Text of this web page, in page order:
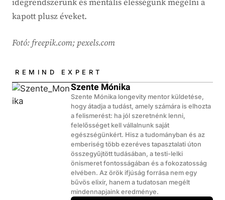
idegrendszerünk és mentális élességünk megélni a
kapott plusz éveket.
Fotó: freepik.com; pexels.com
REMIND EXPERT
Szente Mónika
Szente Mónika longevity mentor küldetése,
hogy átadja a tudást, amely számára is elhozta
a felismerést: ha jól szeretnénk lenni,
felelősséget kell vállalnunk saját
egészségünkért. Hisz a tudományban és az
emberiség több ezeréves tapasztalati úton
összegyűjtött tudásában, a testi-lelki
önismeret fontosságában és a fokozatosság
elvében. Az örök ifjúság forrása nem egy
bűvös elixír, hanem a tudatosan megélt
mindennapjaink eredménye.